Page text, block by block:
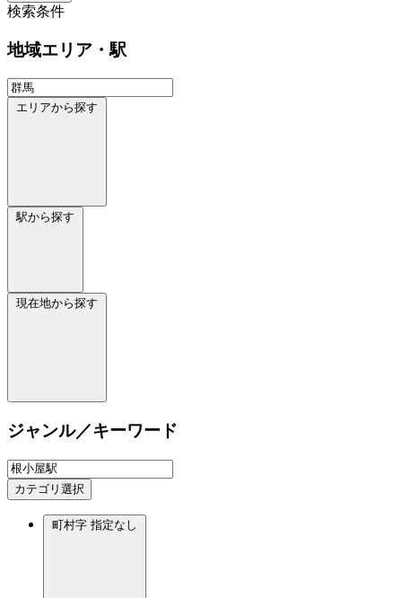
検索条件
地域エリア・駅
エリアから探す
駅から探す
現在地から探す
ジャンル／キーワード
カテゴリ選択
町村字 指定なし